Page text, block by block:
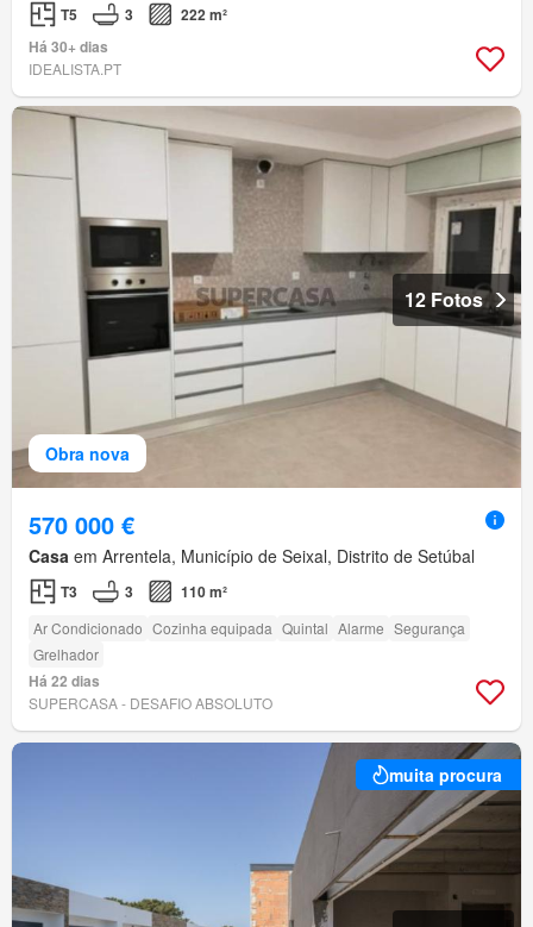
T5 3
222 m²
Há 30+ dias
IDEALISTA.PT
Obra nova
12 Fotos
570 000 €
Casa em Arrentela, Município de Seixal, Distrito de Setúbal
T3 3 110 m²
Ar Condicionado Cozinha equipada Quintal Alarme Segurança
Grelhador
Há 22 dias
SUPERCASA - DESAFIO ABSOLUTO
muita procura